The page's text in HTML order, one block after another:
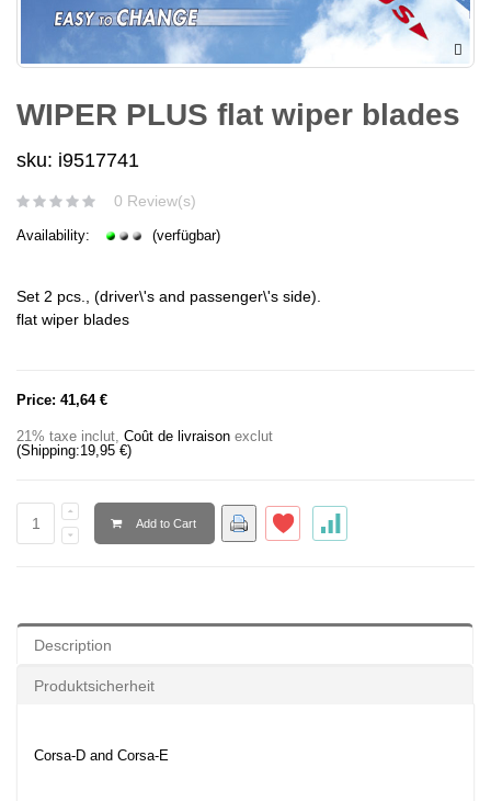
WIPER PLUS flat wiper blades
sku: i9517741
0 Review(s)
Availability: (verfügbar)
Set 2 pcs., (driver\'s and passenger\'s side).
flat wiper blades
Price: 41,64 €
21% taxe inclut, Coût de livraison exclut
(Shipping:19,95 €)
Add to Cart
Description
Produktsicherheit
Corsa-D and Corsa-E